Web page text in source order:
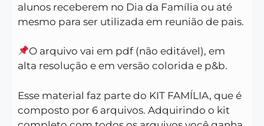
alunos receberem no Dia da Família ou até
mesmo para ser utilizada em reunião de pais.
O arquivo vai em pdf (não editável), em
alta resolução e em versão colorida e p&b.
Esse material faz parte do KIT FAMÍLIA, que é
composto por 6 arquivos. Adquirindo o kit